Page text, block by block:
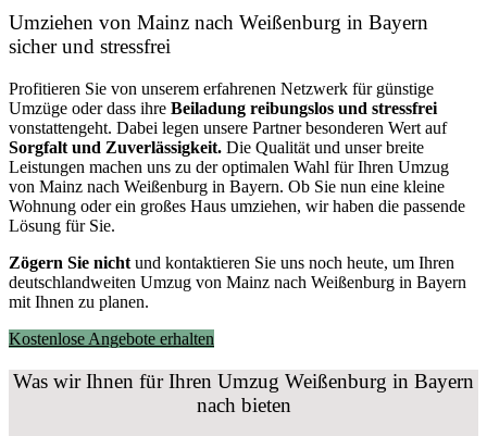
Umziehen von Mainz nach Weißenburg in Bayern
sicher und stressfrei
Profitieren Sie von unserem erfahrenen Netzwerk für günstige
Umzüge oder dass ihre Beiladung reibungslos und stressfrei
vonstattengeht. Dabei legen unsere Partner besonderen Wert auf
Sorgfalt und Zuverlässigkeit. Die Qualität und unser breite
Leistungen machen uns zu der optimalen Wahl für Ihren Umzug
von Mainz nach Weißenburg in Bayern. Ob Sie nun eine kleine
Wohnung oder ein großes Haus umziehen, wir haben die passende
Lösung für Sie.
Zögern Sie nicht und kontaktieren Sie uns noch heute, um Ihren
deutschlandweiten Umzug von Mainz nach Weißenburg in Bayern
mit Ihnen zu planen.
Kostenlose Angebote erhalten
Was wir Ihnen für Ihren Umzug Weißenburg in Bayern
nach bieten